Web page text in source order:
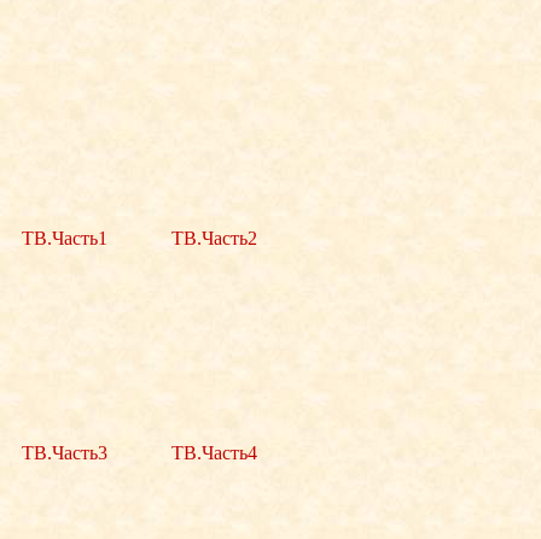
ТВ.Часть1 ТВ.Часть2
ТВ.Часть3 ТВ.Часть4